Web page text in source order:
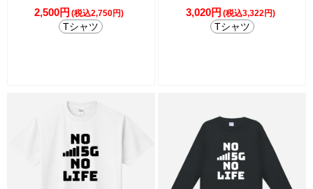
2,500円 (税込2,750円)
Tシャツ
3,020円 (税込3,322円)
Tシャツ